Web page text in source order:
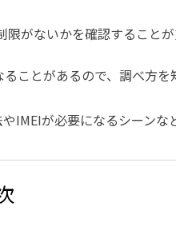
がないかを確認することが
ことがあるので、調べ方を
が必要になるシーンな